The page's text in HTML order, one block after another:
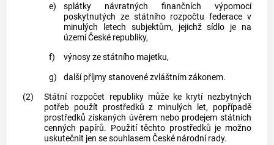
e)
splátky návratných finančních výpomocí
poskytnutých ze státního rozpočtu federace v
minulých letech subjektům, jejichž sídlo je na
území České republiky,
f)
výnosy ze státního majetku,
g)
další příjmy stanovené zvláštním zákonem.
(2)
Státní rozpočet republiky může ke krytí nezbytných
potřeb použít prostředků z minulých let, popřípadě
prostředků získaných úvěrem nebo prodejem státních
cenných papírů. Použití těchto prostředků je možno
uskutečnit jen se souhlasem České národní rady.